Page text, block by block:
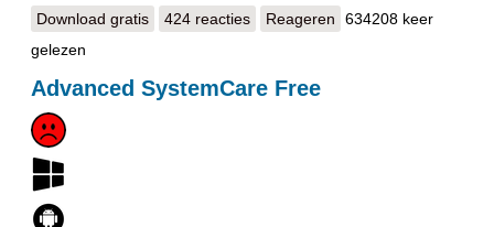
Download gratisLibreOffice
424 reacties Reageren
634208 keer
gelezen
Advanced SystemCare Free